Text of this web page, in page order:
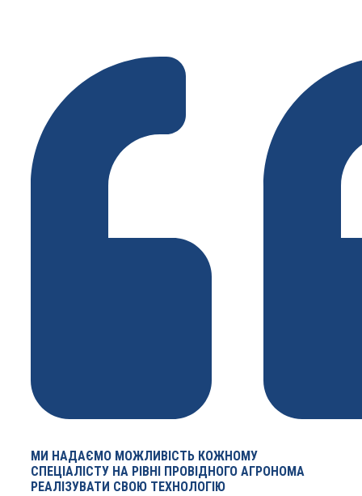
МИ НАДАЄМО МОЖЛИВІСТЬ КОЖНОМУ
СПЕЦІАЛІСТУ НА РІВНІ ПРОВІДНОГО АГРОНОМА
РЕАЛІЗУВАТИ СВОЮ ТЕХНОЛОГІЮ